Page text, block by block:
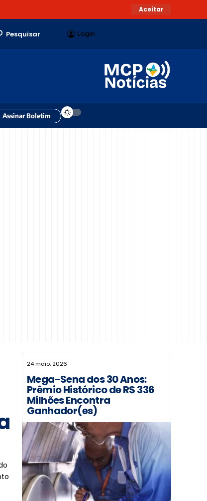
Aceitar
Pesquisar Login
Assinar Boletim
24 maio, 2026
Mega-Sena dos 30 Anos:
Prêmio Histórico de R$ 336
Milhões Encontra
Ganhador(es)